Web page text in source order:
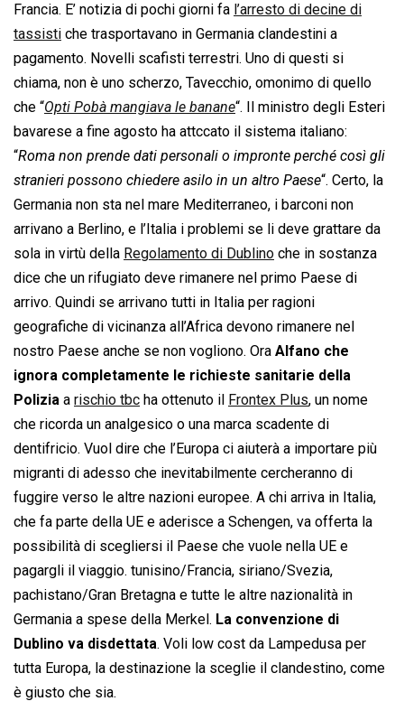
Francia. E’ notizia di pochi giorni fa l’arresto di decine di
tassisti che trasportavano in Germania clandestini a
pagamento. Novelli scafisti terrestri. Uno di questi si
chiama, non è uno scherzo, Tavecchio, omonimo di quello
che “Opti Pobà mangiava le banane“. Il ministro degli Esteri
bavarese a fine agosto ha attccato il sistema italiano:
“Roma non prende dati personali o impronte perché così gli
stranieri possono chiedere asilo in un altro Paese“. Certo, la
Germania non sta nel mare Mediterraneo, i barconi non
arrivano a Berlino, e l’Italia i problemi se li deve grattare da
sola in virtù della Regolamento di Dublino che in sostanza
dice che un rifugiato deve rimanere nel primo Paese di
arrivo. Quindi se arrivano tutti in Italia per ragioni
geografiche di vicinanza all’Africa devono rimanere nel
nostro Paese anche se non vogliono. Ora Alfano che
ignora completamente le richieste sanitarie della
Polizia a rischio tbc ha ottenuto il Frontex Plus, un nome
che ricorda un analgesico o una marca scadente di
dentifricio. Vuol dire che l’Europa ci aiuterà a importare più
migranti di adesso che inevitabilmente cercheranno di
fuggire verso le altre nazioni europee. A chi arriva in Italia,
che fa parte della UE e aderisce a Schengen, va offerta la
possibilità di scegliersi il Paese che vuole nella UE e
pagargli il viaggio. tunisino/Francia, siriano/Svezia,
pachistano/Gran Bretagna e tutte le altre nazionalità in
Germania a spese della Merkel. La convenzione di
Dublino va disdettata. Voli low cost da Lampedusa per
tutta Europa, la destinazione la sceglie il clandestino, come
è giusto che sia.